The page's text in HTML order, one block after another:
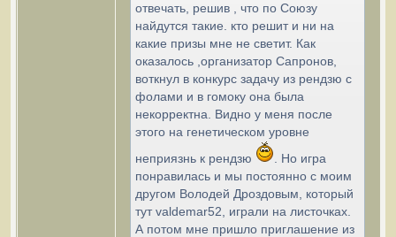
отвечать, решив , что по Союзу
найдутся такие. кто решит и ни на
какие призы мне не светит. Как
оказалось ,организатор Сапронов,
воткнул в конкурс задачу из рендзю с
фолами и в гомоку она была
некорректна. Видно у меня после
этого на генетическом уровне
неприязнь к рендзю
. Но игра
понравилась и мы постоянно с моим
другом Володей Дроздовым, который
тут valdemar52, играли на листочках.
А потом мне пришло приглашение из